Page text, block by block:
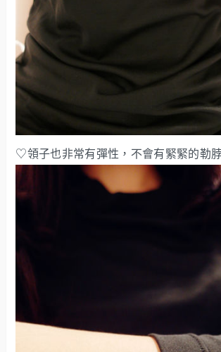
♡領子也非常有彈性，不會有緊緊的勒